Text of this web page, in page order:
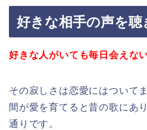
好きな相手の声を聴
好きな人がいても毎日会えな
その寂しさは恋愛にはついて
間が愛を育てると昔の歌にあ
通りです。